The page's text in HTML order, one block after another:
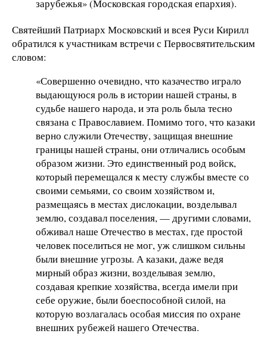
зарубежья» (Московская городская епархия).
Святейший Патриарх Московский и всея Руси Кирилл
обратился к участникам встречи с Первосвятительским
словом:
«Совершенно очевидно, что казачество играло
выдающуюся роль в истории нашей страны, в
судьбе нашего народа, и эта роль была тесно
связана с Православием. Помимо того, что казаки
верно служили Отечеству, защищая внешние
границы нашей страны, они отличались особым
образом жизни. Это единственный род войск,
который перемещался к месту службы вместе со
своими семьями, со своим хозяйством и,
размещаясь в местах дислокации, возделывал
землю, создавал поселения, — другими словами,
обживал наше Отечество в местах, где простой
человек поселиться не мог, уж слишком сильны
были внешние угрозы. А казаки, даже ведя
мирный образ жизни, возделывая землю,
создавая крепкие хозяйства, всегда имели при
себе оружие, были боеспособной силой, на
которую возлагалась особая миссия по охране
внешних рубежей нашего Отечества.